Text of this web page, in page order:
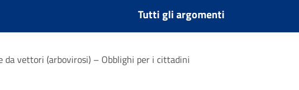
Tutti gli argomenti
vettori (arbovirosi) – Obblighi per i cittadini